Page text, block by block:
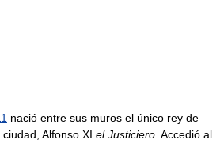
nació entre sus muros el único rey de
Alfonso XI el Justiciero . Accedió al